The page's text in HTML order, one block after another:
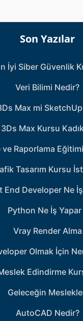
Son Yazılar
İyi Siber Güvenlik
Veri Bilimi Nedir?
Max mi SketchUp
3Ds Max Kursu
ve Raporlama
Tasarım Kursu
End Developer Ne
Python Ne İş Yapar
Vray Render Alma
Olmak İçin
Edindirme
Geleceğin
AutoCAD Nedir?